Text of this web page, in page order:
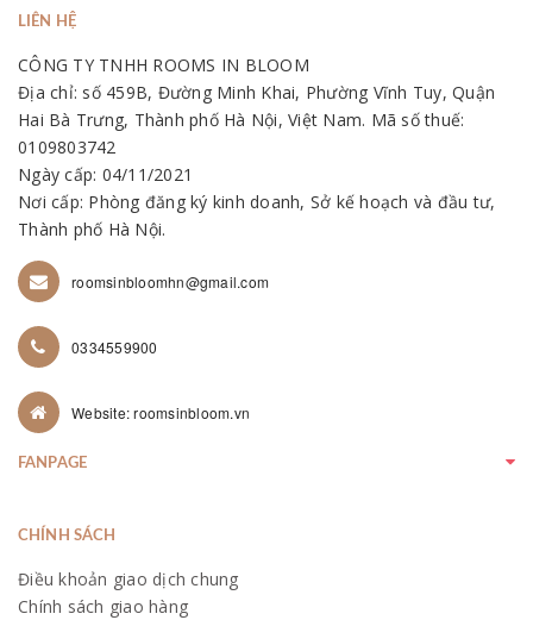
LIÊN HỆ
CÔNG TY TNHH ROOMS IN BLOOM
Địa chỉ: số 459B, Đường Minh Khai, Phường Vĩnh Tuy, Quận
Hai Bà Trưng, Thành phố Hà Nội, Việt Nam. Mã số thuế:
0109803742
Ngày cấp: 04/11/2021
Nơi cấp: Phòng đăng ký kinh doanh, Sở kế hoạch và đầu tư,
Thành phố Hà Nội.
roomsinbloomhn@gmail.com
0334559900
Website: roomsinbloom.vn
FANPAGE
CHÍNH SÁCH
Điều khoản giao dịch chung
Chính sách giao hàng